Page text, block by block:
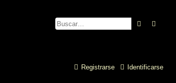
Buscar
Identificarse
Registrarse